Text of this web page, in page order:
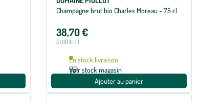
Champagne brut bio Charles Moreau - 75 cl
38,70 €
51,60 € / l
En stock livraison
Voir stock magasin
Ajouter au panier